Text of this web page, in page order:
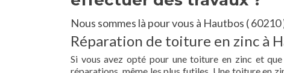
Nous sommes là pour vous à Hautbos ( 60210
Réparation de toiture en zinc à
Si vous avez opté pour une toiture en zinc et